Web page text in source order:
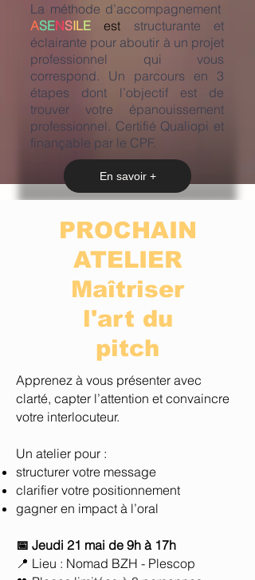
La méthode d’accompagnement
ASENSILE est
structurante et
éclairante pour aboutir à un projet
professionnel qui vous
correspond. Un parcours en 3
étapes dont l’objectif est de
trouver votre épanouissement
professionnel. Certifié Qualiopi et
finançable par le CPF.
En savoir +
PROCHAIN
ATELIER
Maîtriser
l'art du
pitch
Apprenez à vous présenter avec
clarté, capter l’attention et convaincre
votre interlocuteur.
Un atelier pour :
structurer votre message
clarifier votre positionnement
gagner en impact à l’oral
📅 Jeudi 21 mai de 9h à 17h
📍 Lieu : Nomad BZH - Plescop